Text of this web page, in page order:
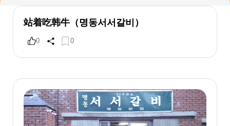
站着吃韩牛（명동서서갈비）
0 0